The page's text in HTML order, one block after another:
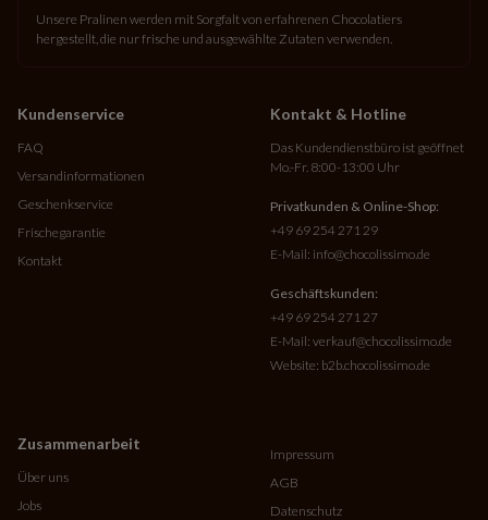
Unsere Pralinen werden mit Sorgfalt von erfahrenen Chocolatiers
hergestellt, die nur frische und ausgewählte Zutaten verwenden.
Kundenservice
FAQ
Versandinformationen
Geschenkservice
Frischegarantie
Kontakt
Zusammenarbeit
Über uns
Jobs
Kontakt & Hotline
Das Kundendienstbüro ist geöffnet
Mo.-Fr. 8:00-13:00 Uhr
Privatkunden & Online-Shop:
+49 69 254 271 29
E-Mail: info@chocolissimo.de
Geschäftskunden:
+49 69 254 271 27
E-Mail: verkauf@chocolissimo.de
Website: b2b.chocolissimo.de
Impressum
AGB
Datenschutz